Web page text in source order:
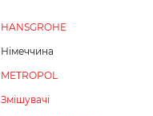
HANSGROHE
Німеччина
METROPOL
Змішувачі